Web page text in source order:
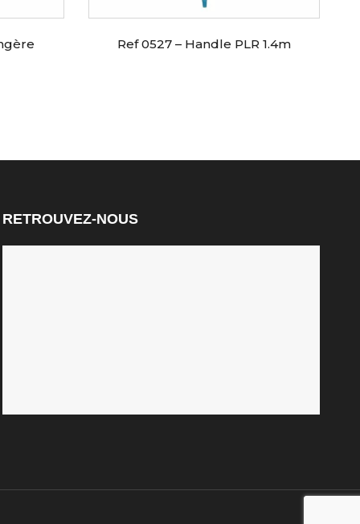
Ref 0527 – Handle PLR 1.4m
RETROUVEZ-NOUS